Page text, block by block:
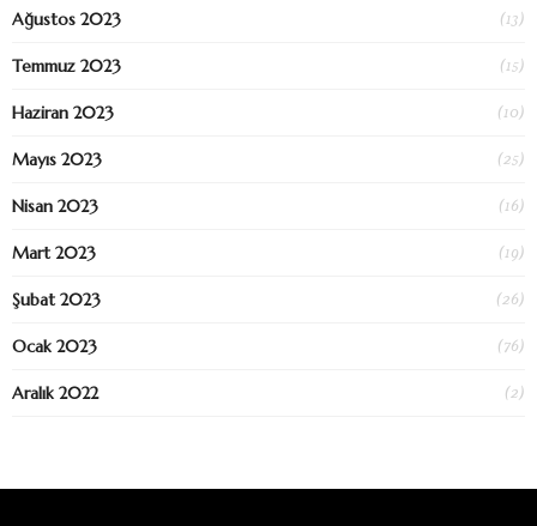
Ağustos 2023 (13)
Temmuz 2023 (15)
Haziran 2023 (10)
Mayıs 2023 (25)
Nisan 2023 (16)
Mart 2023 (19)
Şubat 2023 (26)
Ocak 2023 (76)
Aralık 2022 (2)